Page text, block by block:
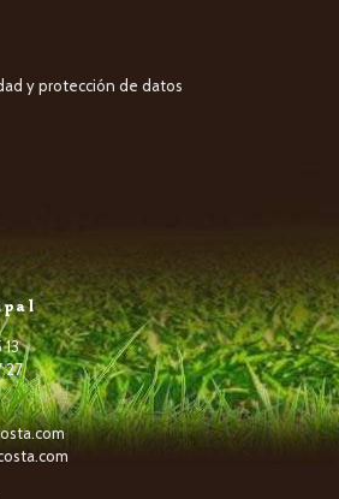
y protección de datos
13
27